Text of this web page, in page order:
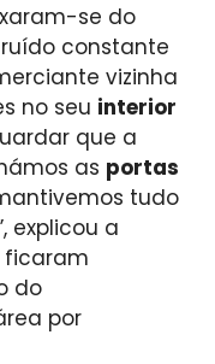
se do
constante
vizinha
no seu interior
que a
as portas
tudo
explicou a
ficaram
do
por